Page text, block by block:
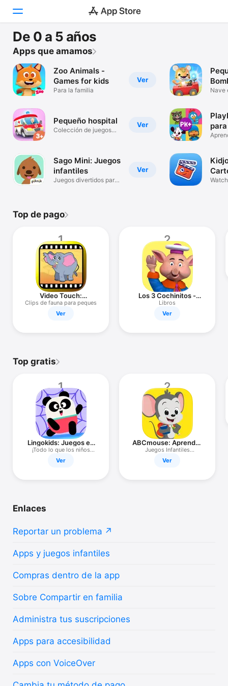
Hoy
Juegos
Apps
Arcade
Buscar
Plataforma
iPhone
iPad
Watch
De 0 a 5 años
Sago Mini: Juegos infantiles
Todo Sago en una sola app
Apps que amamos
Ver
Zoo Animals -
Games for kids
Para la familia
Ver
Pequeño hospital
Colección de juegos
Ver
Sago Mini: Juegos
infantiles
Juegos divertidos para
Nave
Top de pago
1
Video Touch:
Animales Salvajes
Clips de fauna para peques
Ver
2
Los 3 Cochinitos -
Libro y Juegos
Libros
Ver
Top gratis
1
Lingokids: Juegos en
Inglés
¡Todo lo que los niños
aman!
Ver
2
ABCmouse: Aprender
en Inglés
Juegos Infantiles
Educativos
Ver
Enlaces
Reportar un problema
Apps y juegos infantiles
Compras dentro de la app
Sobre Compartir en familia
Administra tus suscripciones
Apps para accesibilidad
Apps con VoiceOver